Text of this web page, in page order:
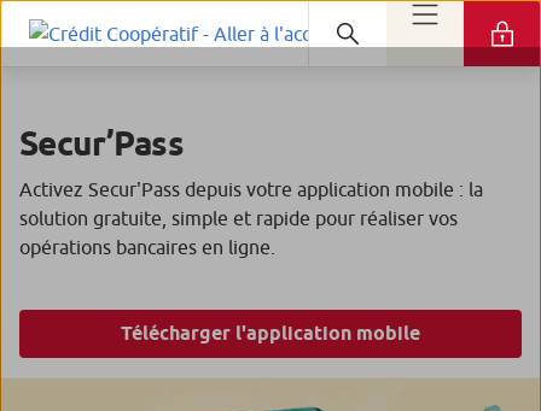
Secur’Pass
Activez Secur'Pass depuis votre application mobile : la
solution gratuite, simple et rapide pour réaliser vos
opérations bancaires en ligne.
Télécharger l'application mobile